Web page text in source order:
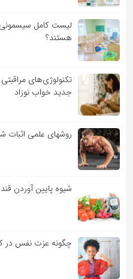
لیست کامل سیسمونی
هستند؟
تکنولوژی‌های
جدید خواب نوزاد
روشهای علمی
شیوه پایین آوردن
چگونه عزت نفس در